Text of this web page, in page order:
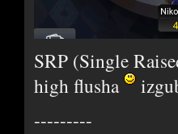
SRP (Single
high flusha
---------